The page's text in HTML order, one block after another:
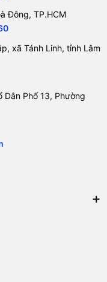
Đông, TP.HCM
xã Tánh Linh, tỉnh Lâm
Dân Phố 13, Phường